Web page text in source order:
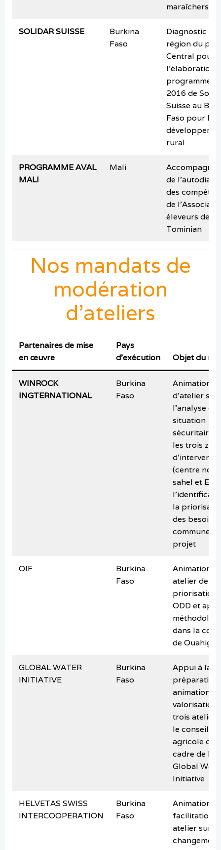
maraîchers
SOLIDAR SUISSE
Burkina
Faso
Diagnostic
région du
Central pour
l’élaboration
programme
2016 de
Suisse au
Faso pour le
rural
PROGRAMME AVAL
MALI
Mali
de
des
de
éleveurs de
Tominian
Nos mandats de
modération
d’ateliers
Partenaires de mise
en œuvre
Pays
d’exécution
Objet du
WINROCK
INGTERNATIONAL
Burkina
Faso
Animation
d’atelier sur
l’analyse de
situation
sécuritaire
les trois
(centre
sahel et Est),
la
des besoins
communes
projet
OIF
Burkina
Faso
Animation
atelier de
priorisation
ODD et
dans la
de
GLOBAL WATER
INITIATIVE
Burkina
Faso
Appui à la
préparation,
animation et
valorisation
trois
le conseil
agricole
cadre de la
Global
Initiative
HELVETAS SWISS
INTERCOOPERATION
Burkina
Faso
Animation et
facilitation
atelier sur le
changement